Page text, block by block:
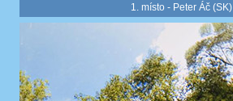
1. místo - Peter Áč (SK)